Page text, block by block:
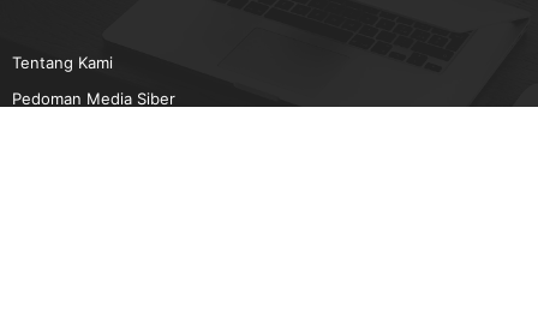
Tentang Kami
Pedoman Media Siber